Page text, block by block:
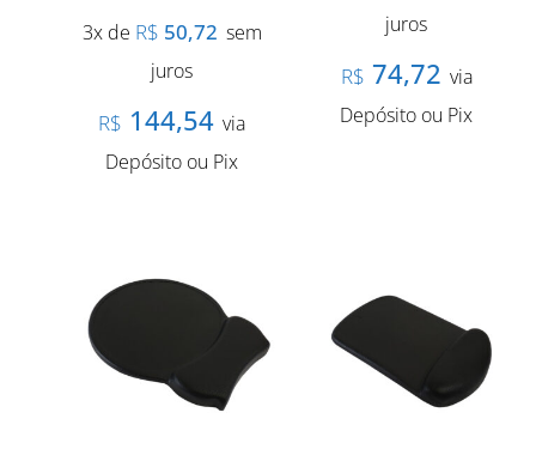
3x de R$ 50,72 sem
juros
R$ 144,54 via
Depósito ou Pix
juros
R$ 74,72 via
Depósito ou Pix